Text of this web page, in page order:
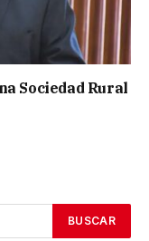
Sociedad Rural